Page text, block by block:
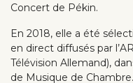
Concert de Pékin.
En 2018, elle a été
en direct diffusés par
Télévision Allemand),
de Musique de